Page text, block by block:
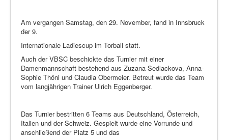
Am vergangen Samstag, den 29. November, fand in Innsbruck
der 9.
Internationale Ladiescup im Torball statt.
Auch der VBSC beschickte das Turnier mit einer
Damenmannschaft bestehend aus Zuzana Sedlackova, Anna-
Sophie Thöni und Claudia Obermeier. Betreut wurde das Team
vom langjährigen Trainer Ulrich Eggenberger.
Das Turnier bestritten 6 Teams aus Deutschland, Österreich,
Italien und der Schweiz. Gespielt wurde eine Vorrunde und
anschließend der Platz 5 und das